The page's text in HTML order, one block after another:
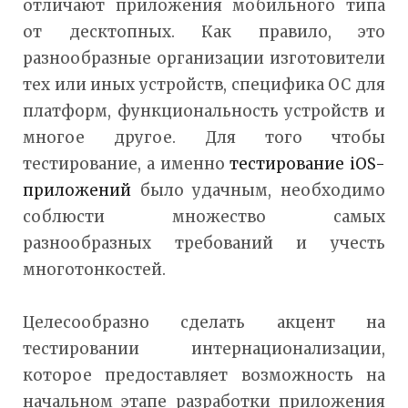
отличают приложения мобильного типа
от десктопных. Как правило, это
разнообразные организации изготовители
тех или иных устройств, специфика ОС для
платформ, функциональность устройств и
многое другое. Для того чтобы
тестирование, а именнотестирование iOS-
приложений было удачным, необходимо
соблюсти множество самых
разнообразных требований и учесть
многотонкостей.
Целесообразно сделать акцент на
тестировании интернационализации,
которое предоставляет возможность на
начальном этапе разработки приложения